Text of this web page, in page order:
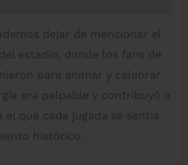
dejar de mencionar el
estadio, donde los fans de
para animar y celebrar
era palpable y contribuyó a
que cada jugada se sentía
histórico.